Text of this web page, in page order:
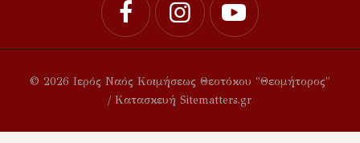
© 2026 Ιερός Ναός Κοιμήσεως Θεοτόκου "Θεομήτορος"
/ Κατασκευή Sitematters.gr